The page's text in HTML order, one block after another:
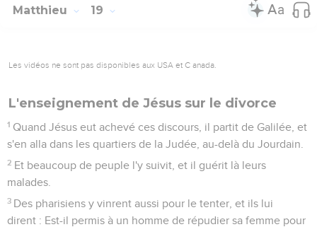
Matthieu 19
Les vidéos ne sont pas disponibles aux USA et C anada.
L'enseignement de Jésus sur le divorce
1 Quand Jésus eut achevé ces discours, il partit de Galilée, et
s'en alla dans les quartiers de la Judée, au-delà du Jourdain.
2 Et beaucoup de peuple l'y suivit, et il guérit là leurs
malades.
3 Des pharisiens y vinrent aussi pour le tenter, et ils lui
dirent : Est-il permis à un homme de répudier sa femme pour